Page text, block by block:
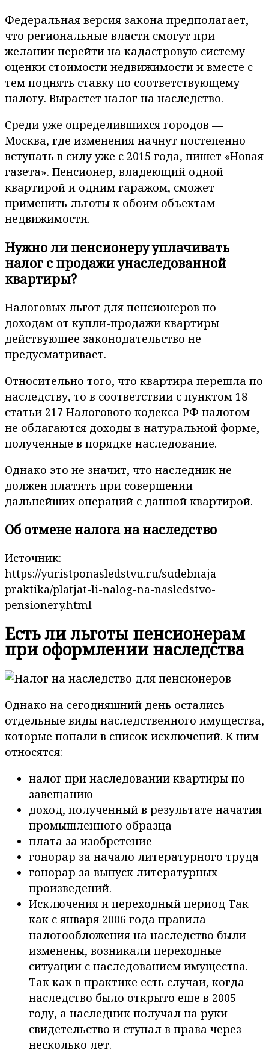
Федеральная версия закона предполагает,
что региональные власти смогут при
желании перейти на кадастровую систему
оценки стоимости недвижимости и вместе с
тем поднять ставку по соответствующему
налогу. Вырастет налог на наследство.
Среди уже определившихся городов —
Москва, где изменения начнут постепенно
вступать в силу уже с 2015 года, пишет «Новая
газета». Пенсионер, владеющий одной
квартирой и одним гаражом, сможет
применить льготы к обоим объектам
недвижимости.
Нужно ли пенсионеру уплачивать
налог с продажи унаследованной
квартиры?
Налоговых льгот для пенсионеров по
доходам от купли-продажи квартиры
действующее законодательство не
предусматривает.
Относительно того, что квартира перешла по
наследству, то в соответствии с пунктом 18
статьи 217 Налогового кодекса РФ налогом
не облагаются доходы в натуральной форме,
полученные в порядке наследование.
Однако это не значит, что наследник не
должен платить при совершении
дальнейших операций с данной квартирой.
Об отмене налога на наследство
Источник:
https://yuristponasledstvu.ru/sudebnaja-
praktika/platjat-li-nalog-na-nasledstvo-
pensionery.html
Есть ли льготы пенсионерам
при оформлении наследства
Однако на сегодняшний день остались
отдельные виды наследственного имущества,
которые попали в список исключений. К ним
относятся:
налог при наследовании квартиры по
завещанию
доход, полученный в результате начатия
промышленного образца
плата за изобретение
гонорар за начало литературного труда
гонорар за выпуск литературных
произведений.
Исключения и переходный период Так
как с января 2006 года правила
налогообложения на наследство были
изменены, возникали переходные
ситуации с наследованием имущества.
Так как в практике есть случаи, когда
наследство было открыто еще в 2005
году, а наследник получал на руки
свидетельство и ступал в права через
несколько лет.